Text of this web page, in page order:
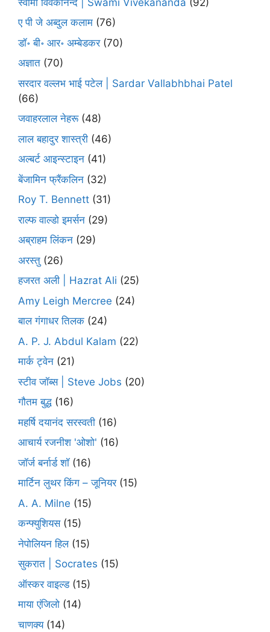
ए पी जे अब्दुल कलाम (76)
डॉ॰ बी॰ आर॰ अम्बेडकर(70)
अज्ञात (70)
सरदार वल्लभ भाई पटेल | Sardar Vallabhbhai Patel
(66)
जवाहरलाल नेहरू(48)
लाल बहादुर शास्त्री (46)
अल्बर्ट आइन्स्टाइन (41)
बेंजामिन फ्रैंकलिन (32)
Roy T. Bennett (31)
राल्फ वाल्डो इमर्सन (29)
अब्राहम लिंकन (29)
अरस्तु (26)
हजरत अली | Hazrat Ali (25)
Amy Leigh Mercree (24)
बाल गंगाधर तिलक (24)
A. P. J. Abdul Kalam (22)
मार्क ट्वेन (21)
स्टीव जॉब्स | Steve Jobs (20)
गौतम बुद्ध (16)
महर्षि दयानंद सरस्वती (16)
आचार्य रजनीश 'ओशो' (16)
जॉर्ज बर्नार्ड शॉ(16)
मार्टिन लुथर किंग – जूनियर(15)
A. A. Milne (15)
कन्फ्युशियस(15)
नेपोलियन हिल(15)
सुकरात | Socrates (15)
ऑस्कर वाइल्ड(15)
माया एंजिलो (14)
चाणक्य(14)